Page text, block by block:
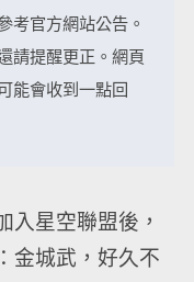
考官方網站公告。
請提醒更正。網頁
能會收到一點回
入星空聯盟後，
金城武，好久不